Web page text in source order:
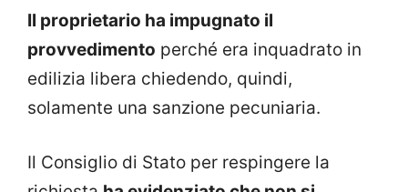
Il proprietario ha impugnato il
provvedimento perché era inquadrato in
edilizia libera chiedendo, quindi,
solamente una sanzione pecuniaria.
Il Consiglio di Stato per respingere la